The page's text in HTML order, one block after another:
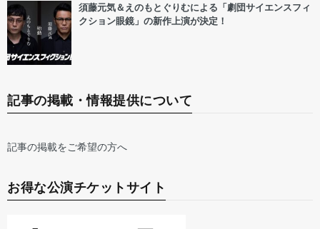
須藤元気＆えのもとぐりむによる「劇団サイエンスフィ
クション眼鏡」の新作上演が決定！
記事の掲載・情報提供について
記事の掲載をご希望の方へ
お得な公演チケットサイト